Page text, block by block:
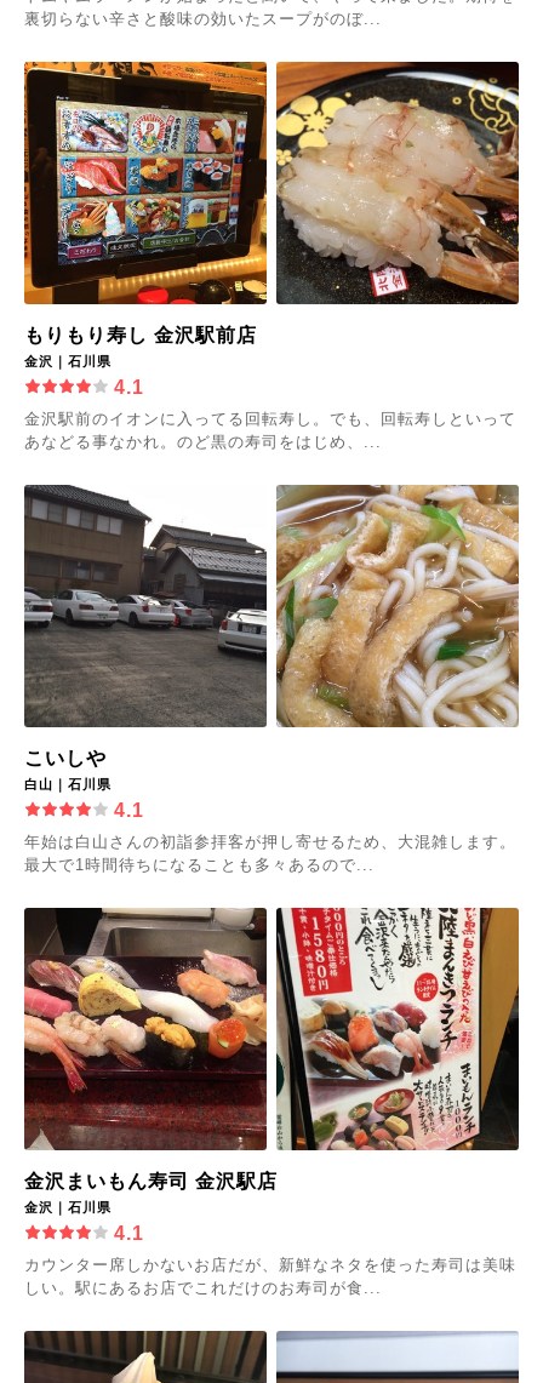
裏切らない辛さと酸味の効いたスープがのぼ...
もりもり寿し 金沢駅前店
金沢｜石川県
4.1
金沢駅前のイオンに入ってる回転寿し。でも、回転寿しといって
あなどる事なかれ。のど黒の寿司をはじめ、...
こいしや
白山｜石川県
4.1
年始は白山さんの初詣参拝客が押し寄せるため、大混雑します。
最大で1時間待ちになることも多々あるので...
金沢まいもん寿司 金沢駅店
金沢｜石川県
4.1
カウンター席しかないお店だが、新鮮なネタを使った寿司は美味
しい。駅にあるお店でこれだけのお寿司が食...